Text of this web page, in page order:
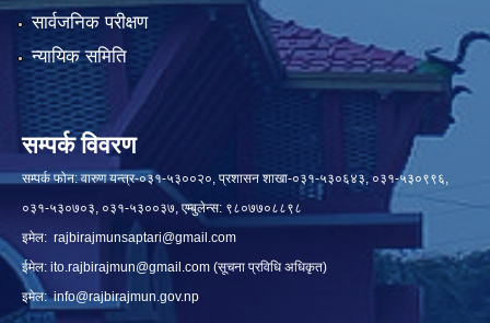
सार्वजनिक परीक्षण
न्यायिक समिति
सम्पर्क विवरण
सम्पर्क फोन: वारुण यन्त्र-०३१-५३००२०, प्रशासन शाखा-०३१-५३०६४३, ०३१-५३०९९६,
०३१-५३०७०३, ०३१-५३००३७, एम्बुलेन्स: ९८०७७०८८९८
इमेल: rajbirajmunsaptari@gmail.com
ईमेल: ito.rajbirajmun@gmail.com (सूचना प्रविधि अधिकृत)
इमेल:info@rajbirajmun.gov.np